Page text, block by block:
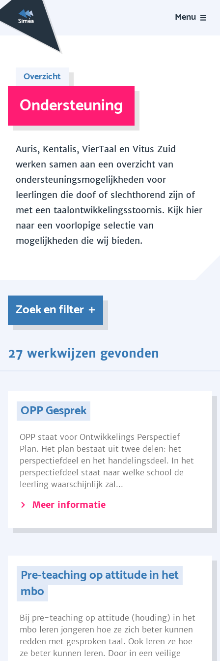
Menu
Overzicht
Ondersteuning
Auris, Kentalis, VierTaal en Vitus Zuid
werken samen aan een overzicht van
ondersteuningsmogelijkheden voor
leerlingen die doof of slechthorend zijn of
met een taalontwikkelingsstoornis. Kijk hier
naar een voorlopige selectie van
mogelijkheden die wij bieden.
Zoek en filter
27 werkwijzen gevonden
OPP Gesprek
OPP staat voor Ontwikkelings Perspectief
Plan. Het plan bestaat uit twee delen: het
perspectiefdeel en het handelingsdeel. In het
perspectiefdeel staat naar welke school de
leerling waarschijnlijk zal...
Meer informatie
Pre-teaching op attitude in het
mbo
Bij pre-teaching op attitude (houding) in het
mbo leren jongeren hoe ze zich beter kunnen
redden met gesproken taal. Ook leren ze hoe
ze beter kunnen leren. Door in een veilige